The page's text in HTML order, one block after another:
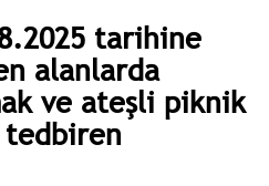
tarihine
alanlarda
ve ateşli piknik